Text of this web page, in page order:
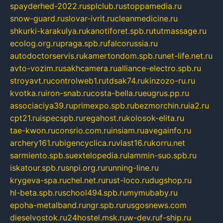
spayderhed-2022.rusplclub.rustoppamedia.ru
snow-guard.ruslovar-ivrit.rucleanmedicine.ru
shkurki-karakulya.rukanotiforet.spb.rututmassage.ru
ecolog.org.rupraga.spb.rufalcorussia.ru
autodoctorservis.rukamertondom.spb.runet-life.net.ru
avto-vozim.rusakhcamera.rualliance-electro.spb.ru
stroyavt.rucontrolweb1.rutdsak74.rukinzozo-ru.ru
kvotka.ruiron-snab.rucosta-bella.rueugrus.pp.ru
associaciya39.ruprimexpo.spb.rubezmorchin.ruia2.ru
cpt21.ruispecspb.ruregahost.rukolosok-elita.ru
tae-kwon.ruconsrio.com.ruinsiam.ruavegainfo.ru
archery161.rubigencyclica.ruvlast16.rukorru.net
sarmiento.spb.suextelopedia.rulammin-suo.spb.ru
iskatour.spb.rusnpi.org.rurunning-line.ru
krygeva-spa.ruchel.net.rurust-loco.rudugshop.ru
hl-beta.spb.ruschool494.spb.rumymubaby.ru
epoha-metalband.rungr.spb.rurusgosnews.com
dieselvostok.ru24hostel.msk.ruw-dev.ruf-ship.ru